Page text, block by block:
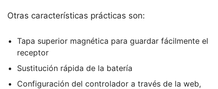
Otras características prácticas son:
Tapa superior magnética para guardar fácilmente el
receptor
Sustitución rápida de la batería
Configuración del controlador a través de la web,